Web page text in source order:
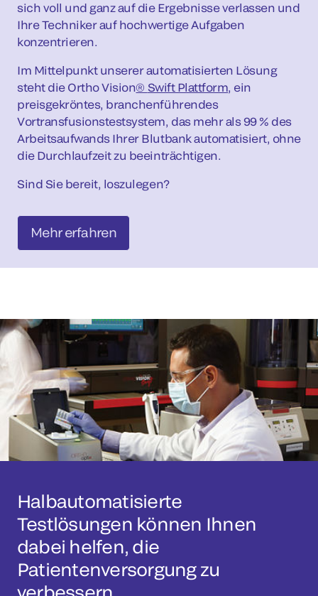
sich voll und ganz auf die Ergebnisse verlassen und
Ihre Techniker auf hochwertige Aufgaben
konzentrieren.
Im Mittelpunkt unserer automatisierten Lösung
steht die Ortho Vision® Swift Plattform, ein
preisgekröntes, branchenführendes
Vortransfusionstestsystem, das mehr als 99 % des
Arbeitsaufwands Ihrer Blutbank automatisiert, ohne
die Durchlaufzeit zu beeinträchtigen.
Sind Sie bereit, loszulegen?
Mehr erfahren
Halbautomatisierte
Testlösungen können Ihnen
dabei helfen, die
Patientenversorgung zu
verbessern